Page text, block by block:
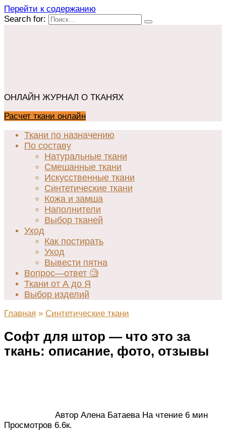
Перейти к содержанию
Search for:
ОНЛАЙН ЖУРНАЛ О ТКАНЯХ
Расчет ткани онлайн
Ткани по назначению
По составу
Натуральные ткани
Смешанные ткани
Искусственные ткани
Синтетические ткани
Кожа и замша
Наполнители
Выбор тканей
Уход
Как постирать
Уход
Вывести пятна
Вопрос—ответ 🧐
Ткани от А до Я
Выбор изделий
Главная » Синтетические ткани
Софт для штор — что это за
ткань: описание, фото, отзывы
Автор Алена Батаева На чтение 6 мин
Просмотров 6.6к.